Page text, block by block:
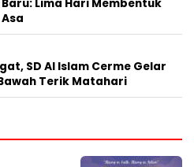
Lima Hari Membentuk
SD Al Islam Cerme Gelar
Terik Matahari